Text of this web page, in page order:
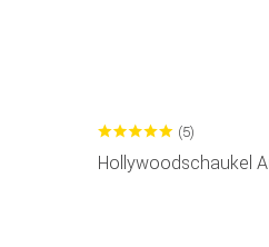
(5)
Hollywoodschaukel